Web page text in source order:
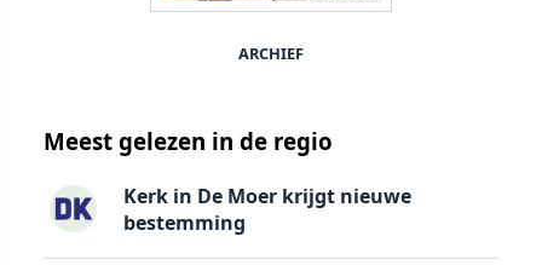
ARCHIEF
Meest gelezen in de regio
Kerk in De Moer krijgt nieuwe
bestemming